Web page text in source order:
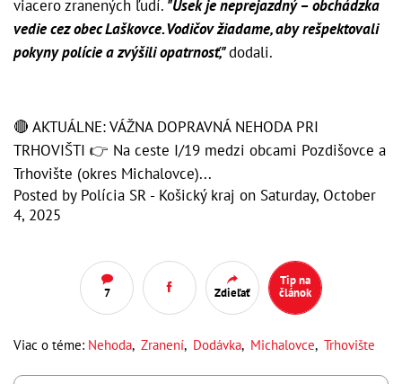
viacero zranených ľudí. "Úsek je neprejazdný – obchádzka
vedie cez obec Laškovce. Vodičov žiadame, aby rešpektovali
pokyny polície a zvýšili opatrnosť,"dodali.
🔴 AKTUÁLNE: VÁŽNA DOPRAVNÁ NEHODA PRI
TRHOVIŠTI 👉 Na ceste I/19 medzi obcami Pozdišovce a
Trhovište (okres Michalovce)...
Posted by Polícia SR - Košický kraj on Saturday, October
4, 2025
7 Zdieľať
Tip na
článok
Viac o téme: Nehoda, Zranení, Dodávka, Michalovce, Trhovište